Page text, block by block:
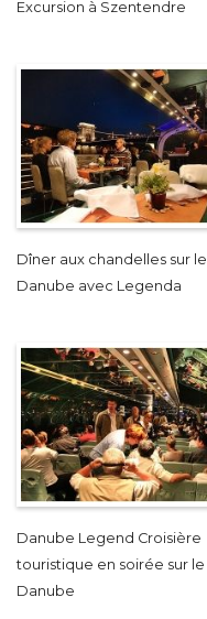
Excursion à Szentendre
Dîner aux chandelles sur le
Danube avec Legenda
Danube Legend Croisière
touristique en soirée sur le
Danube